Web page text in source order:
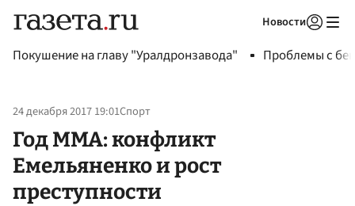
Новости
Покушение на главу "Уралдронзавода" Проблемы с
24 декабря 2017 19:01Спорт
Год ММА: конфликт
Емельяненко и рост
преступности